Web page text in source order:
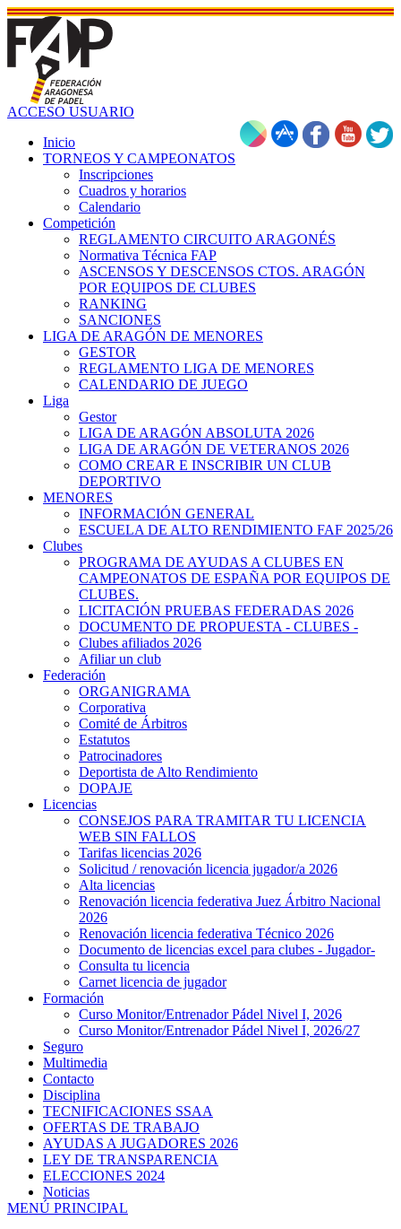
ACCESO USUARIO
Inicio
TORNEOS Y CAMPEONATOS
Inscripciones
Cuadros y horarios
Calendario
Competición
REGLAMENTO CIRCUITO ARAGONÉS
Normativa Técnica FAP
ASCENSOS Y DESCENSOS CTOS. ARAGÓN
POR EQUIPOS DE CLUBES
RANKING
SANCIONES
LIGA DE ARAGÓN DE MENORES
GESTOR
REGLAMENTO LIGA DE MENORES
CALENDARIO DE JUEGO
Liga
Gestor
LIGA DE ARAGÓN ABSOLUTA 2026
LIGA DE ARAGÓN DE VETERANOS 2026
COMO CREAR E INSCRIBIR UN CLUB
DEPORTIVO
MENORES
INFORMACIÓN GENERAL
ESCUELA DE ALTO RENDIMIENTO FAF 2025/26
Clubes
PROGRAMA DE AYUDAS A CLUBES EN
CAMPEONATOS DE ESPAÑA POR EQUIPOS DE
CLUBES.
LICITACIÓN PRUEBAS FEDERADAS 2026
DOCUMENTO DE PROPUESTA - CLUBES -
Clubes afiliados 2026
Afiliar un club
Federación
ORGANIGRAMA
Corporativa
Comité de Árbitros
Estatutos
Patrocinadores
Deportista de Alto Rendimiento
DOPAJE
Licencias
CONSEJOS PARA TRAMITAR TU LICENCIA
WEB SIN FALLOS
Tarifas licencias 2026
Solicitud / renovación licencia jugador/a 2026
Alta licencias
Renovación licencia federativa Juez Árbitro Nacional
2026
Renovación licencia federativa Técnico 2026
Documento de licencias excel para clubes - Jugador-
Consulta tu licencia
Carnet licencia de jugador
Formación
Curso Monitor/Entrenador Pádel Nivel I, 2026
Curso Monitor/Entrenador Pádel Nivel I, 2026/27
Seguro
Multimedia
Contacto
Disciplina
TECNIFICACIONES SSAA
OFERTAS DE TRABAJO
AYUDAS A JUGADORES 2026
LEY DE TRANSPARENCIA
ELECCIONES 2024
Noticias
MENÚ PRINCIPAL